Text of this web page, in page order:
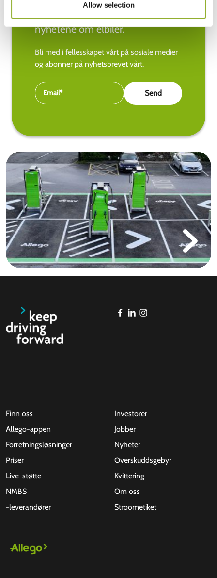
Allow selection
Hold deg oppdatert med de siste
nyhetene om elbiler.
Bli med i fellesskapet vårt på sosiale medier
og abonner på nyhetsbrevet vårt.
Finn oss
Allego-appen
Forretningsløsninger
Priser
Live-støtte
NMBS
-leverandører
Investorer
Jobber
Nyheter
Overskuddsgebyr
Kvittering
Om oss
Stroometiket